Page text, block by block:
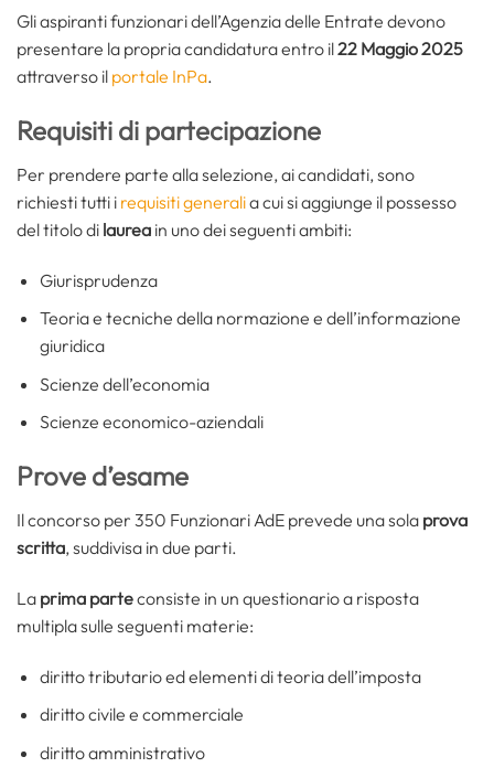
Gli aspiranti funzionari dell’Agenzia delle Entrate devono
presentare la propria candidatura entro il22 Maggio 2025
attraverso il portale InPa.
Requisiti di partecipazione
Per prendere parte alla selezione, ai candidati, sono
richiesti tutti i requisiti generalia cui si aggiunge il possesso
del titolo di laurea in uno dei seguenti ambiti:
Giurisprudenza
Teoria e tecniche della normazione e dell’informazione
giuridica
Scienze dell’economia
Scienze economico-aziendali
Prove d’esame
Il concorso per 350 Funzionari AdE prevede una sola prova
scritta, suddivisa in due parti.
La prima parteconsiste in un questionario a risposta
multipla sulle seguenti materie:
diritto tributario ed elementi di teoria dell’imposta
diritto civile e commerciale
diritto amministrativo